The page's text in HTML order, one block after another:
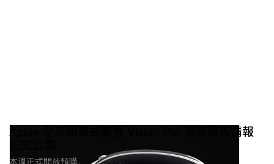
Apple 全新頭戴式裝置 Vision Pro 台灣發售情報
本週正式開放預購。